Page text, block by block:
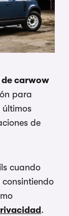
carwow
para
últimos
de
cuando
consintiendo
.